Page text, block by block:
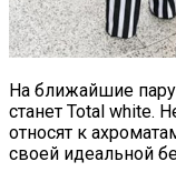
На ближайшие
станет Total white.
относят к
своей идеальной